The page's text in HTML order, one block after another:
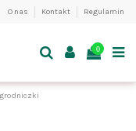
O nas Kontakt Regulamin
0